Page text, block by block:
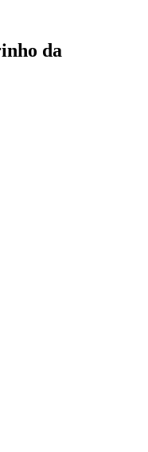
da